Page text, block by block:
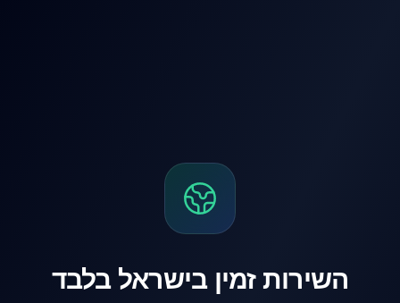
השירות זמין בישראל בלבד